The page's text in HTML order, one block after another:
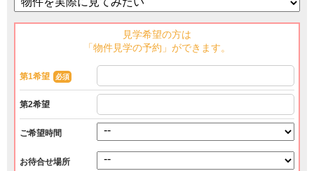
見学希望の方は
「物件見学の予約」ができます。
第1希望 必須
第2希望
ご希望時間
お待合せ場所